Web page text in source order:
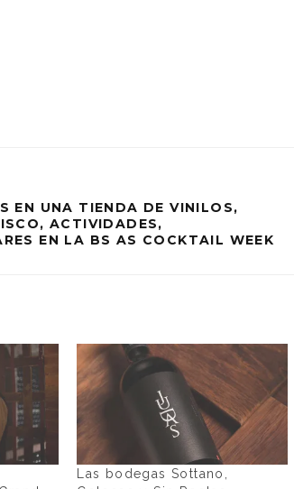
EN UNA TIENDA DE VINILOS,
ACTIVIDADES,
EN LA BS AS COCKTAIL WEEK
Las bodegas Sottano,